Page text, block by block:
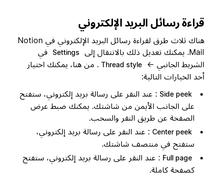
قراءة رسائل البريد الإلكتروني
هناك ثلاث طرق لقراءة رسائل البريد الإلكتروني في Notion
Mail. يمكنك تعديل ذلك بالانتقال إلى
Settings
في
الشريط الجانبي ←
Thread style . من هنا، يمكنك اختيار
أحد الخيارات التالية:
Side peek : عند النقر على رسالة بريد إلكتروني، ستفتح
على الجانب الأيمن من شاشتك. يمكنك ضبط عرض
الصفحة عن طريق النقر والسحب.
Center peek : عند النقر على رسالة بريد إلكتروني،
ستفتح في منتصف شاشتك.
Full page : عند النقر على رسالة بريد إلكتروني، ستفتح
كصفحة كاملة.